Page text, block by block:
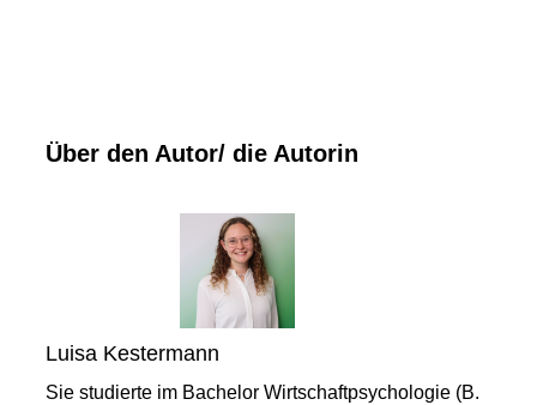
Über den Autor/ die Autorin
Luisa Kestermann
Sie studierte im Bachelor Wirtschaftpsychologie (B.